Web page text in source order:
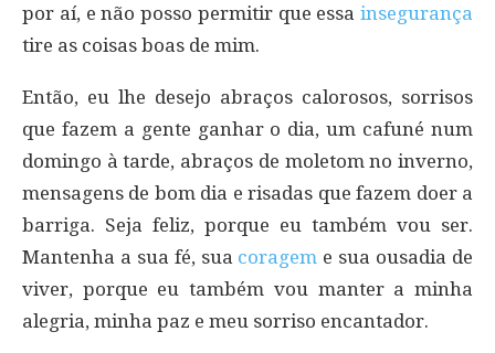
por aí, e não posso permitir que essa insegurança
tire as coisas boas de mim.
Então, eu lhe desejo abraços calorosos, sorrisos
que fazem a gente ganhar o dia, um cafuné num
domingo à tarde, abraços de moletom no inverno,
mensagens de bom dia e risadas que fazem doer a
barriga. Seja feliz, porque eu também vou ser.
Mantenha a sua fé, sua coragem e sua ousadia de
viver, porque eu também vou manter a minha
alegria, minha paz e meu sorriso encantador.